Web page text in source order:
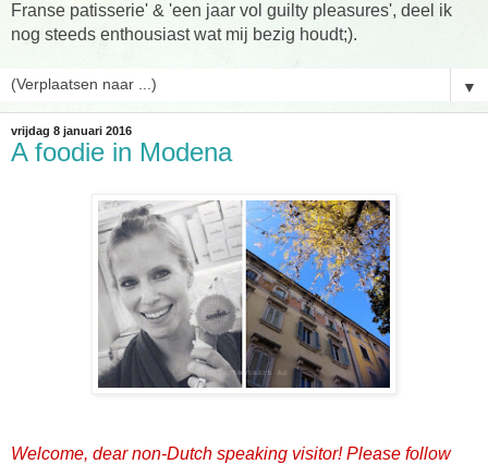
Franse patisserie' & 'een jaar vol guilty pleasures', deel ik
nog steeds enthousiast wat mij bezig houdt;).
▼
vrijdag 8 januari 2016
A foodie in Modena
Welcome, dear non-Dutch speaking visitor! Please follow